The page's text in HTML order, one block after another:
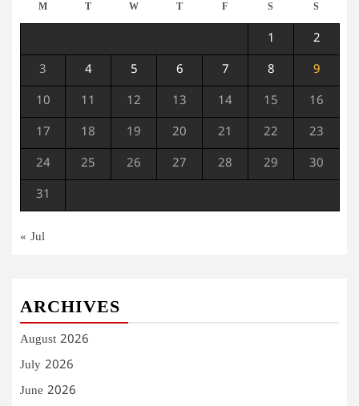
M T W T F S S
1 2
3 4 5 6 7 8 9
10 11 12 13 14 15 16
17 18 19 20 21 22 23
24 25 26 27 28 29 30
31
« Jul
ARCHIVES
August 2026
July 2026
June 2026